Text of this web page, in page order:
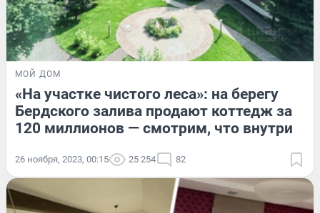
МОЙ ДОМ
«На участке чистого леса»: на берегу
Бердского залива продают коттедж за
120 миллионов — смотрим, что внутри
26 ноября, 2023, 00:15 25 254 82